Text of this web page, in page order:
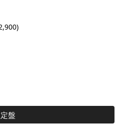
盤